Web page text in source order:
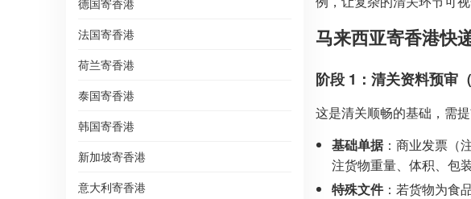
德国寄香港
法国寄香港
荷兰寄香港
泰国寄香港
韩国寄香港
新加坡寄香港
意大利寄香港
马来西亚寄香港快
阶段 1：清关资料预审
这是清关顺畅的基础，需
基础单据：商业发票（
注货物重量、体积、包
特殊文件：若货物为食